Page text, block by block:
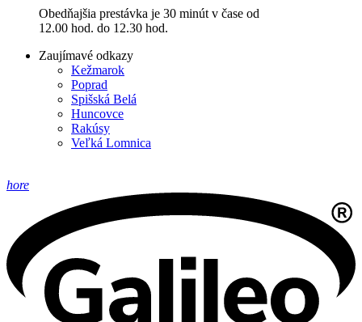
Obedňajšia prestávka je 30 minút v čase od
12.00 hod. do 12.30 hod.
Zaujímavé odkazy
Kežmarok
Poprad
Spišská Belá
Huncovce
Rakúsy
Veľká Lomnica
hore